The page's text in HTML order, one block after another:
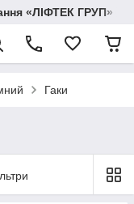
«ЛІФТЕК ГРУП»
Гаки